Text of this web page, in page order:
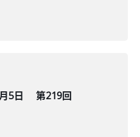
5日 第219回